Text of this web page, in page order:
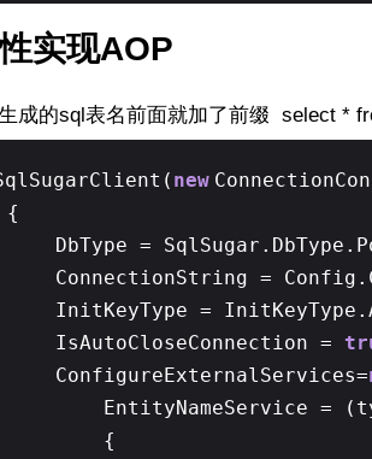
实现AOP
成的sql表名前面就加了前缀 select *
new
{
DbType =
ConnectionString =
InitKeyType =
IsAutoCloseConnection =
ConfigureExternalServices=
EntityNameService =
{